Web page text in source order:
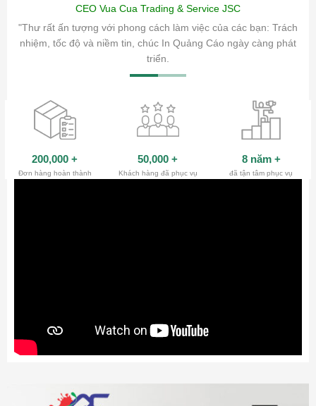
CEO Vua Cua Trading & Service JSC
"Thư rất ấn tượng với phong cách làm việc của các bạn: Trách
nhiệm, tốc độ và niềm tin, chúc In Quảng Cáo ngày càng phát
triển.
sóc
200,000 +
Đơn hàng hoàn thành
50,000 +
Khách hàng đã phục vụ
8 năm +
đã tận tâm phục vụ